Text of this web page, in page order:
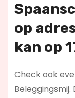
op
kan op
Check ook
Beleggingsmij.